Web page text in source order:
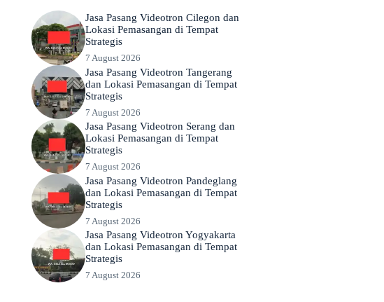
Jasa Pasang Videotron Cilegon dan
Lokasi Pemasangan di Tempat
Strategis
7 August 2026
Jasa Pasang Videotron Tangerang
dan Lokasi Pemasangan di Tempat
Strategis
7 August 2026
Jasa Pasang Videotron Serang dan
Lokasi Pemasangan di Tempat
Strategis
7 August 2026
Jasa Pasang Videotron Pandeglang
dan Lokasi Pemasangan di Tempat
Strategis
7 August 2026
Jasa Pasang Videotron Yogyakarta
dan Lokasi Pemasangan di Tempat
Strategis
7 August 2026